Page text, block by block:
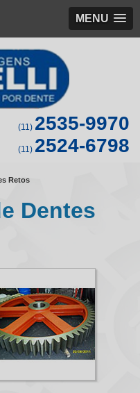
MENU
(11) 2535-9970
(11) 2524-6798
Retos
Dentes